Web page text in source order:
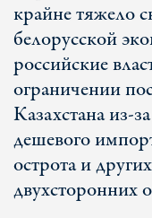
крайне тяжело
белорусской
российские
ограничении
Казахстана из-
дешевого
острота и
двухсторонних